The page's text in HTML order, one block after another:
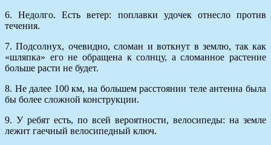
6. Недолго. Есть ветер: поплавки удочек отнесло против
течения.
7. Подсолнух, очевидно, сломан и воткнут в землю, так как
«шляпка» его не обращена к солнцу, а сломанное растение
больше расти не будет.
8. Не далее 100 км, на большем расстоянии теле антенна была
бы более сложной конструкции.
9. У ребят есть, по всей вероятности, велосипеды: на земле
лежит гаечный велосипедный ключ.